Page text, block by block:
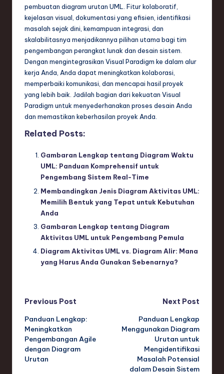
pembuatan diagram urutan UML. Fitur kolaboratif,
kejelasan visual, dokumentasi yang efisien, identifikasi
masalah sejak dini, kemampuan integrasi, dan
skalabilitasnya menjadikannya pilihan utama bagi tim
pengembangan perangkat lunak dan desain sistem.
Dengan mengintegrasikan Visual Paradigm ke dalam alur
kerja Anda, Anda dapat meningkatkan kolaborasi,
memperbaiki komunikasi, dan mencapai hasil proyek
yang lebih baik. Jadilah bagian dari kekuatan Visual
Paradigm untuk menyederhanakan proses desain Anda
dan memastikan keberhasilan proyek Anda.
Related Posts:
Gambaran Lengkap tentang Diagram Waktu
UML: Panduan Komprehensif untuk
Pengembang Sistem Real-Time
Membandingkan Jenis Diagram Aktivitas UML:
Memilih Bentuk yang Tepat untuk Kebutuhan
Anda
Gambaran Lengkap tentang Diagram
Aktivitas UML untuk Pengembang Pemula
Diagram Aktivitas UML vs. Diagram Alir: Mana
yang Harus Anda Gunakan Sebenarnya?
Post
navigation
Previous Post
Panduan Lengkap:
Meningkatkan
Pengembangan Agile
dengan Diagram
Urutan
Next Post
Panduan Lengkap
Menggunakan Diagram
Urutan untuk
Mengidentifikasi
Masalah Potensial
dalam Desain Sistem